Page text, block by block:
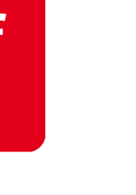
personali; I
[Leggi